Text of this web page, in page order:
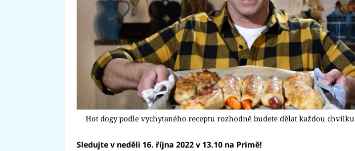
Hot dogy podle vychytaného receptu rozhodně budete dělat každou chvilku
Sledujte v neděli 16. října 2022 v 13.10 na Primě!